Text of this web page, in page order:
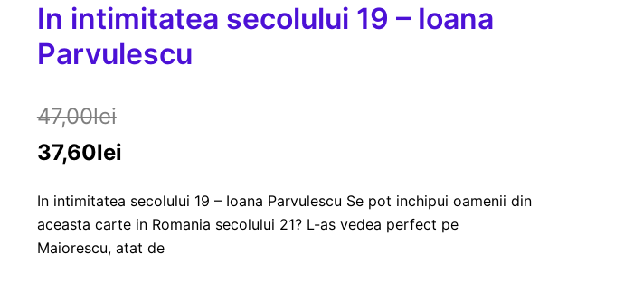
In intimitatea secolului 19 – Ioana
Parvulescu
47,00lei
37,60lei
In intimitatea secolului 19 – Ioana Parvulescu Se pot inchipui oamenii din
aceasta carte in Romania secolului 21? L-as vedea perfect pe
Maiorescu, atat de